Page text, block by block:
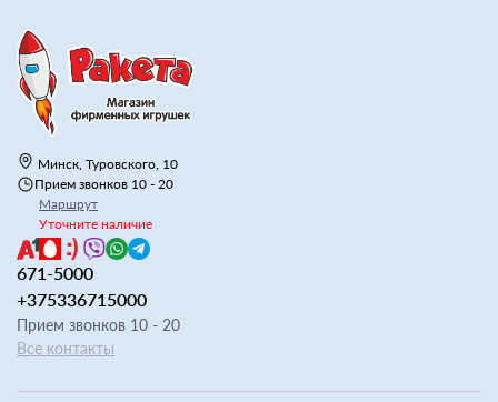
Минск, Туровского, 10
Прием звонков 10 - 20
Маршрут
Уточните наличие
671-5000
+375336715000
Прием звонков 10 - 20
Все контакты